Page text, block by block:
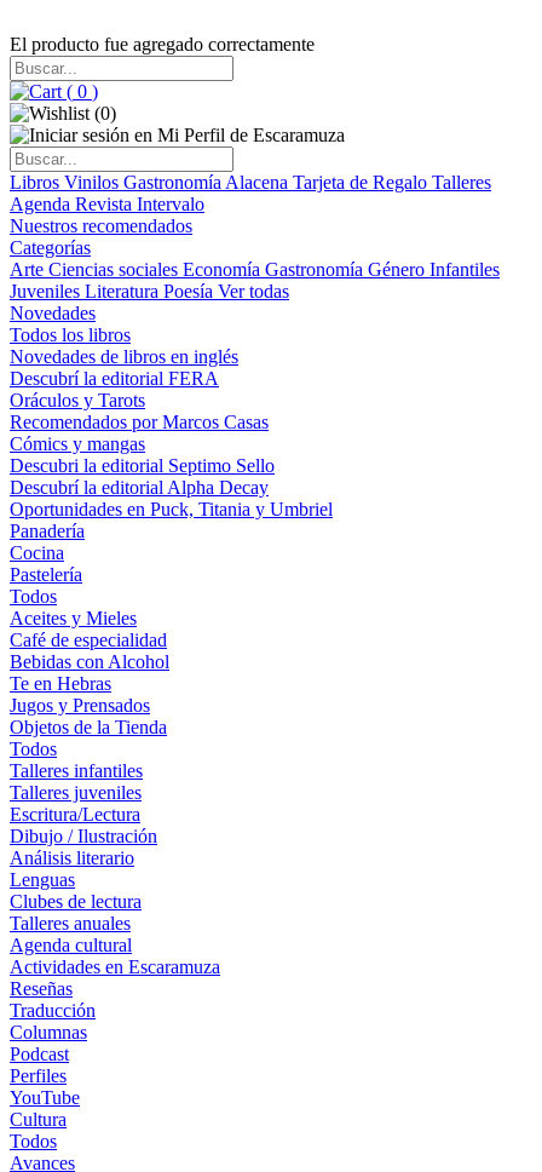
El producto fue agregado correctamente
( 0 )
(0)
Libros Vinilos Gastronomía Alacena Tarjeta de Regalo Talleres
Agenda Revista Intervalo
Nuestros recomendados
Categorías
Arte Ciencias sociales Economía Gastronomía Género Infantiles
Juveniles Literatura Poesía Ver todas
Novedades
Todos los libros
Novedades de libros en inglés
Descubrí la editorial FERA
Oráculos y Tarots
Recomendados por Marcos Casas
Cómics y mangas
Descubri la editorial Septimo Sello
Descubrí la editorial Alpha Decay
Oportunidades en Puck, Titania y Umbriel
Panadería
Cocina
Pastelería
Todos
Aceites y Mieles
Café de especialidad
Bebidas con Alcohol
Te en Hebras
Jugos y Prensados
Objetos de la Tienda
Todos
Talleres infantiles
Talleres juveniles
Escritura/Lectura
Dibujo / Ilustración
Análisis literario
Lenguas
Clubes de lectura
Talleres anuales
Agenda cultural
Actividades en Escaramuza
Reseñas
Traducción
Columnas
Podcast
Perfiles
YouTube
Cultura
Todos
Avances